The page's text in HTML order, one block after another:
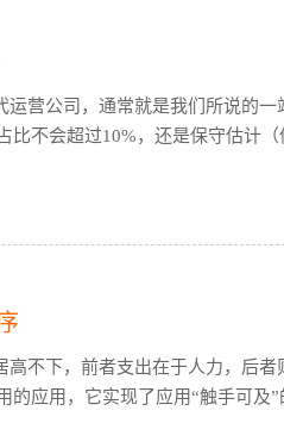
运营公司，通常就是我们所说的
比不会超过10%，还是保守估计
高不下，前者支出在于人力，后
的应用，它实现了应用“触手可及